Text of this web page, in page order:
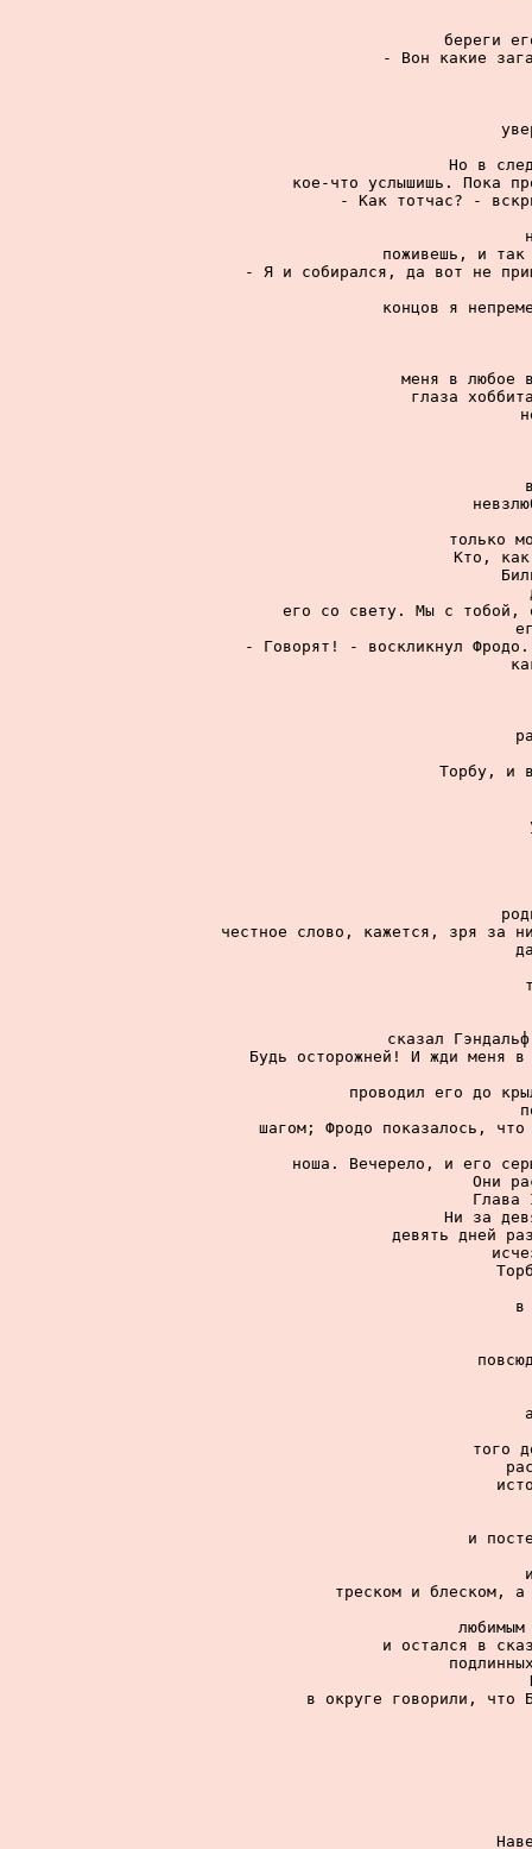
береги
- Вон какие
Но в
кое-что услышишь. Пока
- Как тотчас? -
поживешь, и
- Я и собирался, да вот не
концов я
меня в любое
глаза
только
Кто,
его со свету. Мы с тобой,
- Говорят! - воскликнул
Торбу, и
честное слово, кажется, зря за
сказал
Будь осторожней! И жди меня
проводил его до
шагом; Фродо показалось,
ноша. Вечерело, и его
Они
Глава
Ни за
девять дней
в
того
и
треском и блеском, а
любимым
и остался в
в округе говорили, что